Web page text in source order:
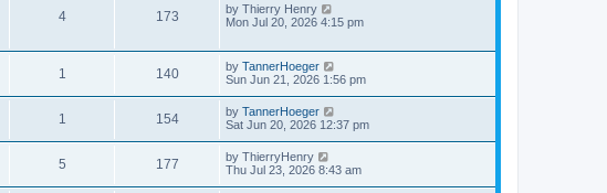
4 173 by Thierry Henry
Mon Jul 20, 2026 4:15 pm
1 140 by TannerHoeger
Sun Jun 21, 2026 1:56 pm
1 154 by TannerHoeger
Sat Jun 20, 2026 12:37 pm
5 177 by ThierryHenry
Thu Jul 23, 2026 8:43 am